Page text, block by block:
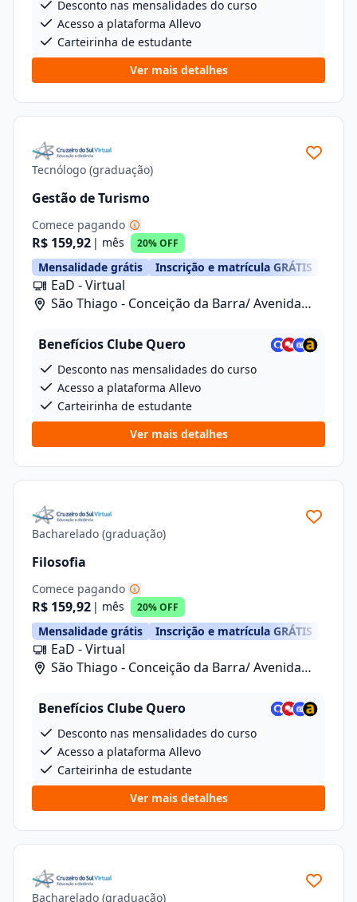
Desconto nas mensalidades do curso
Acesso a plataforma Allevo
Carteirinha de estudante
Ver mais detalhes
Tecnólogo (graduação)
Gestão de Turismo
Comece pagando
R$ 159,92 | mês 20% OFF
Mensalidade grátis Inscrição e matrícula GRÁTIS
EaD - Virtual
São Thiago - Conceição da Barra/ Avenida
Benefícios Clube Quero
Desconto nas mensalidades do curso
Acesso a plataforma Allevo
Carteirinha de estudante
Ver mais detalhes
Bacharelado (graduação)
Filosofia
Comece pagando
R$ 159,92 | mês 20% OFF
Mensalidade grátis Inscrição e matrícula GRÁTIS
EaD - Virtual
São Thiago - Conceição da Barra/ Avenida
Benefícios Clube Quero
Desconto nas mensalidades do curso
Acesso a plataforma Allevo
Carteirinha de estudante
Ver mais detalhes
Bacharelado (graduação)